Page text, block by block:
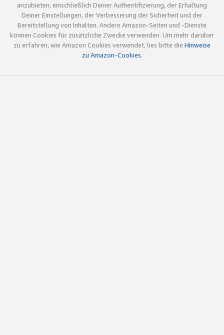
anzubieten, einschließlich Deiner Authentifizierung, der Erhaltung
Deiner Einstellungen, der Verbesserung der Sicherheit und der
Bereitstellung von Inhalten. Andere Amazon-Seiten und -Dienste
können Cookies für zusätzliche Zwecke verwenden. Um mehr darüber
zu erfahren, wie Amazon Cookies verwendet, lies bitte die Hinweise
zu Amazon-Cookies.